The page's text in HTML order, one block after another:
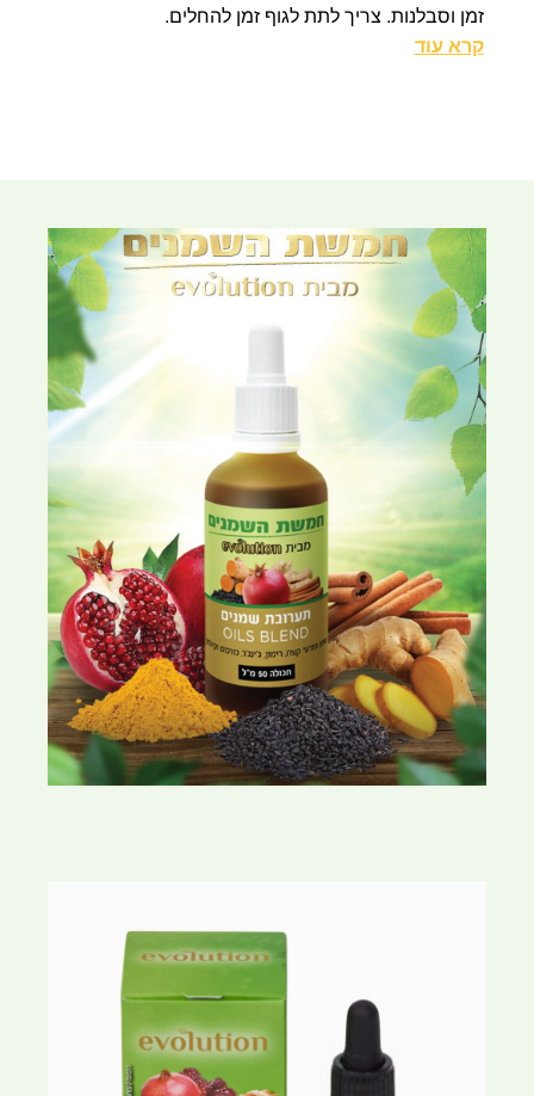
זמן וסבלנות. צריך לתת לגוף זמן להחלים.
קרא עוד